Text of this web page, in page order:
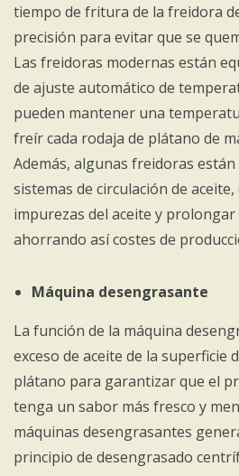
tiempo de fritura de la freidora
precisión para evitar que se
Las freidoras modernas están
de ajuste automático de
pueden mantener una
freír cada rodaja de plátano de
Además, algunas freidoras
sistemas de circulación de
impurezas del aceite y
ahorrando así costes de
Máquina desengrasante
La función de la máquina
exceso de aceite de la superficie
plátano para garantizar que el
tenga un sabor más fresco y
máquinas desengrasantes
principio de desengrasado